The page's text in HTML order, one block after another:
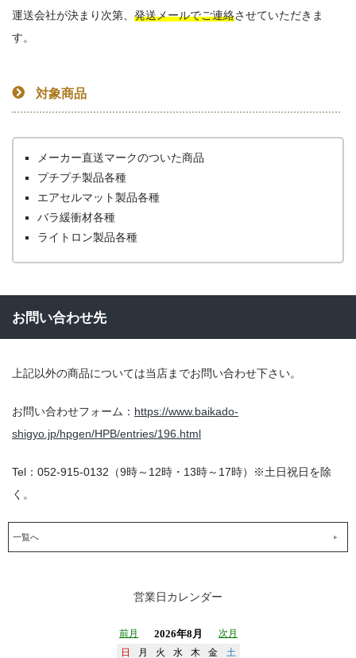
運送会社が決まり次第、 発送メールでご連絡させていただきま
す。
対象商品
メーカー直送マークのついた商品
プチプチ製品各種
エアセルマット製品各種
バラ緩衝材各種
ライトロン製品各種
お問い合わせ先
上記以外の商品については当店までお問い合わせ下さい。
お問い合わせフォーム： https://www.baikado-
shigyo.jp/hpgen/HPB/entries/196.html
Tel：052-915-0132（9時～12時・13時～17時）※土日祝日を除
く。
一覧へ
営業日カレンダー